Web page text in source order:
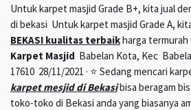
Untuk karpet masjid Grade B+, kita jual
di bekasi Untuk karpet masjid Grade A,
BEKASI kualitas terbaikharga termurah
Karpet Masjid Babelan Kota, Kec
17610 28/11/2021 · ⭐ Sedang mencari
karpet mesjid di Bekasibisa beragam
toko-toko di Bekasi anda yang biasanya